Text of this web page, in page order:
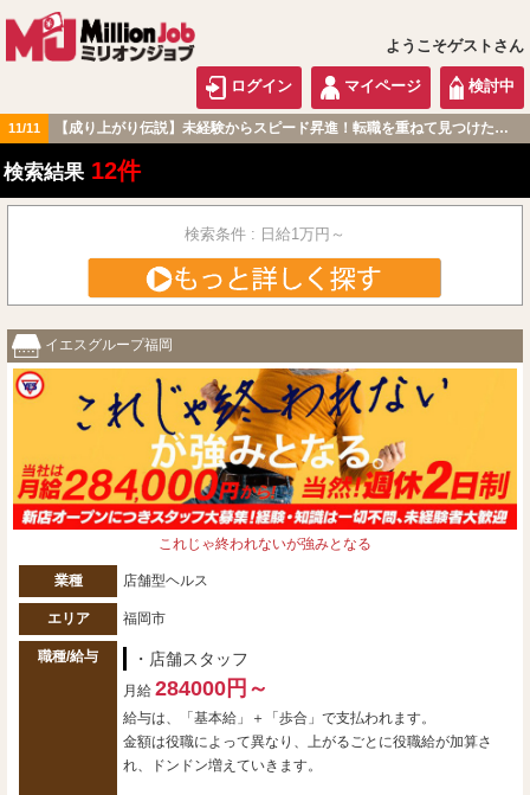
ようこそゲストさん
ログイン マイページ 検討中
11/11 【成り上がり伝説】未経験からスピード昇進！転職を重ねて見つけた『本当に働きやすい職場』とは？
九州・沖縄版
検索結果 12件
検索条件 : 日給1万円～
イエスグループ福岡
これじゃ終われないが強みとなる
業種 店舗型ヘルス
エリア 福岡市
職種/給与 ・店舗スタッフ
月給 284000円～
給与は、「基本給」＋「歩合」で支払われます。
金額は役職によって異なり、上がるごとに役職給が加算さ
れ、ドンドン増えていきます。